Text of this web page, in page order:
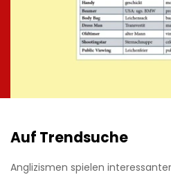
Auf Trendsuche
Anglizismen spielen